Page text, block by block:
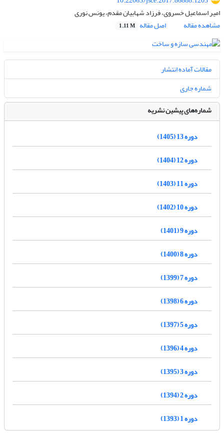
امیر اسماعیل خسروی، فرزاد شهابیان مقدم، یونس نوری
مشاهده مقاله
اصل مقاله 1.11 M
مقالات آماده انتشار
شماره جاری
شماره‌های پیشین نشریه
دوره 13 (1405)
دوره 12 (1404)
دوره 11 (1403)
دوره 10 (1402)
دوره 9 (1401)
دوره 8 (1400)
دوره 7 (1399)
دوره 6 (1398)
دوره 5 (1397)
دوره 4 (1396)
دوره 3 (1395)
دوره 2 (1394)
دوره 1 (1393)